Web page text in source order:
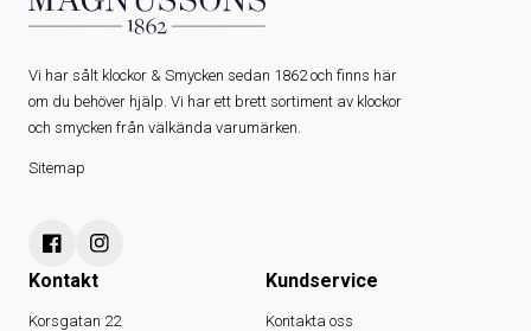
Vi har sålt klockor & Smycken sedan 1862 och finns här
om du behöver hjälp. Vi har ett brett sortiment av klockor
och smycken från välkända varumärken.
Sitemap
Kontakt
Korsgatan 22
Kundservice
Kontakta oss